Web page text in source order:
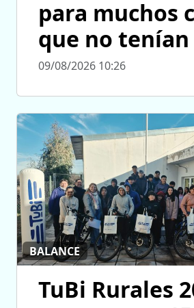
para muchos
que no tenían
09/08/2026 10:26
BALANCE
TuBi Rurales